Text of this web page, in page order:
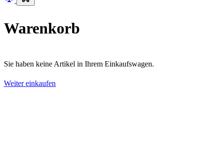
Warenkorb
Sie haben keine Artikel in Ihrem Einkaufswagen.
Weiter einkaufen